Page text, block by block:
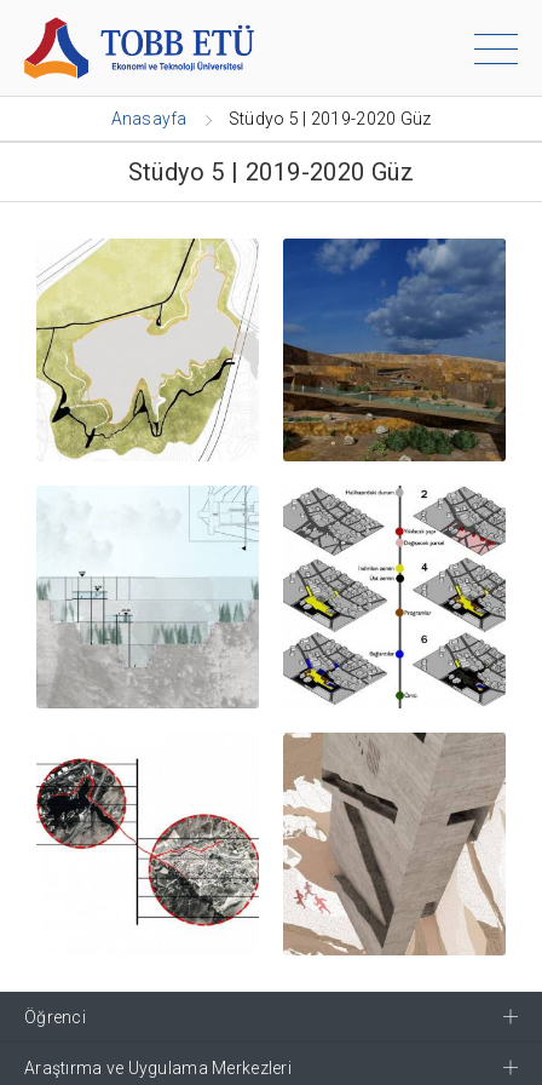
Anasayfa Stüdyo 5 | 2019-2020 Güz
Stüdyo 5 | 2019-2020 Güz
Öğrenci
Araştırma ve Uygulama Merkezleri